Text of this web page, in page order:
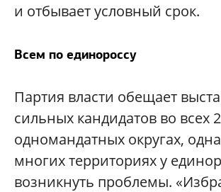
и отбывает условный срок.
Всем по единороссу
Партия власти обещает
сильных кандидатов во всех
одномандатных округах,
многих территориях у
возникнуть проблемы.